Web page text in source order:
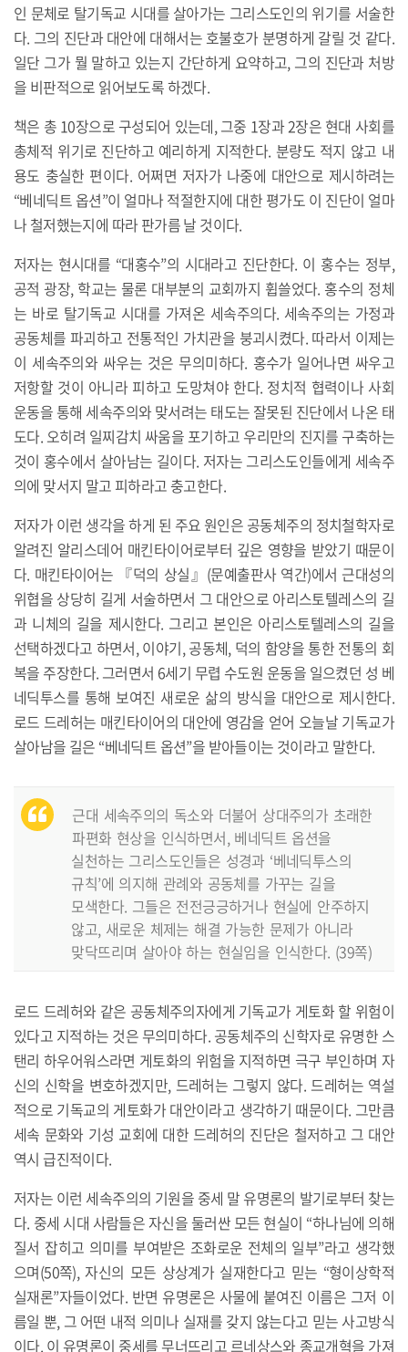
인 문체로 탈기독교 시대를 살아가는 그리스도인의 위기를 서술한
다. 그의 진단과 대안에 대해서는 호불호가 분명하게 갈릴 것 같다.
일단 그가 뭘 말하고 있는지 간단하게 요약하고, 그의 진단과 처방
을 비판적으로 읽어보도록 하겠다.
책은 총 10장으로 구성되어 있는데, 그중 1장과 2장은 현대 사회를
총체적 위기로 진단하고 예리하게 지적한다. 분량도 적지 않고 내
용도 충실한 편이다. 어쩌면 저자가 나중에 대안으로 제시하려는
“베네딕트 옵션”이 얼마나 적절한지에 대한 평가도 이 진단이 얼마
나 철저했는지에 따라 판가름 날 것이다.
저자는 현시대를 “대홍수”의 시대라고 진단한다. 이 홍수는 정부,
공적 광장, 학교는 물론 대부분의 교회까지 휩쓸었다. 홍수의 정체
는 바로 탈기독교 시대를 가져온 세속주의다. 세속주의는 가정과
공동체를 파괴하고 전통적인 가치관을 붕괴시켰다. 따라서 이제는
이 세속주의와 싸우는 것은 무의미하다. 홍수가 일어나면 싸우고
저항할 것이 아니라 피하고 도망쳐야 한다. 정치적 협력이나 사회
운동을 통해 세속주의와 맞서려는 태도는 잘못된 진단에서 나온 태
도다. 오히려 일찌감치 싸움을 포기하고 우리만의 진지를 구축하는
것이 홍수에서 살아남는 길이다. 저자는 그리스도인들에게 세속주
의에 맞서지 말고 피하라고 충고한다.
저자가 이런 생각을 하게 된 주요 원인은 공동체주의 정치철학자로
알려진 알리스데어 매킨타이어로부터 깊은 영향을 받았기 때문이
다. 매킨타이어는 『덕의 상실』(문예출판사 역간)에서 근대성의
위협을 상당히 길게 서술하면서 그 대안으로 아리스토텔레스의 길
과 니체의 길을 제시한다. 그리고 본인은 아리스토텔레스의 길을
선택하겠다고 하면서, 이야기, 공동체, 덕의 함양을 통한 전통의 회
복을 주장한다. 그러면서 6세기 무렵 수도원 운동을 일으켰던 성 베
네딕투스를 통해 보여진 새로운 삶의 방식을 대안으로 제시한다.
로드 드레허는 매킨타이어의 대안에 영감을 얻어 오늘날 기독교가
살아남을 길은 “베네딕트 옵션”을 받아들이는 것이라고 말한다.
근대 세속주의의 독소와 더불어 상대주의가 초래한
파편화 현상을 인식하면서, 베네딕트 옵션을
실천하는 그리스도인들은 성경과 ‘베네딕투스의
규칙’에 의지해 관례와 공동체를 가꾸는 길을
모색한다. 그들은 전전긍긍하거나 현실에 안주하지
않고, 새로운 체제는 해결 가능한 문제가 아니라
맞닥뜨리며 살아야 하는 현실임을 인식한다. (39쪽)
로드 드레허와 같은 공동체주의자에게 기독교가 게토화 할 위험이
있다고 지적하는 것은 무의미하다. 공동체주의 신학자로 유명한 스
탠리 하우어워스라면 게토화의 위험을 지적하면 극구 부인하며 자
신의 신학을 변호하겠지만, 드레허는 그렇지 않다. 드레허는 역설
적으로 기독교의 게토화가 대안이라고 생각하기 때문이다. 그만큼
세속 문화와 기성 교회에 대한 드레허의 진단은 철저하고 그 대안
역시 급진적이다.
저자는 이런 세속주의의 기원을 중세 말 유명론의 발기로부터 찾는
다. 중세 시대 사람들은 자신을 둘러싼 모든 현실이 “하나님에 의해
질서 잡히고 의미를 부여받은 조화로운 전체의 일부”라고 생각했
으며(50쪽), 자신의 모든 상상계가 실재한다고 믿는 “형이상학적
실재론”자들이었다. 반면 유명론은 사물에 붙여진 이름은 그저 이
름일 뿐, 그 어떤 내적 의미나 실재를 갖지 않는다고 믿는 사고방식
이다. 이 유명론이 중세를 무너뜨리고 르네상스와 종교개혁을 가져